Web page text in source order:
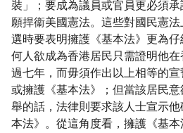
裝」；要成為議員或官員更必須
願捍衞美國憲法。這些對國民憲
選時要表明擁護《基本法》更為
何人欲成為香港居民只需證明他
過七年，而毋須作出以上相等的宣
或擁護《基本法》；但當該居民
舉的話，法律則要求該人士宣示
本法》。從這角度看，擁護《基本